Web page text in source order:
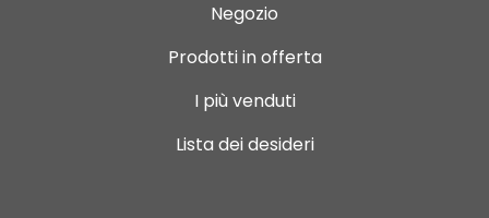
Negozio
Prodotti in offerta
I più venduti
Lista dei desideri